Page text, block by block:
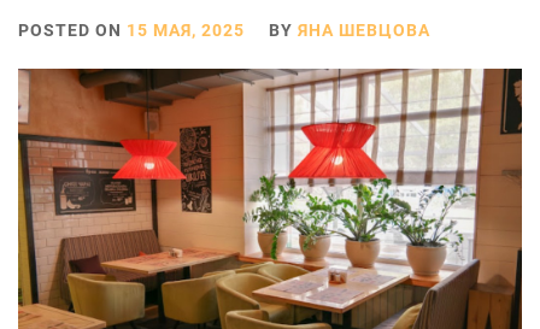
POSTED ON 15 МАЯ, 2025 BY ЯНА ШЕВЦОВА